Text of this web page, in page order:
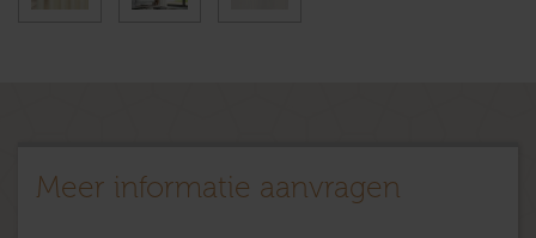
Meer informatie aanvragen